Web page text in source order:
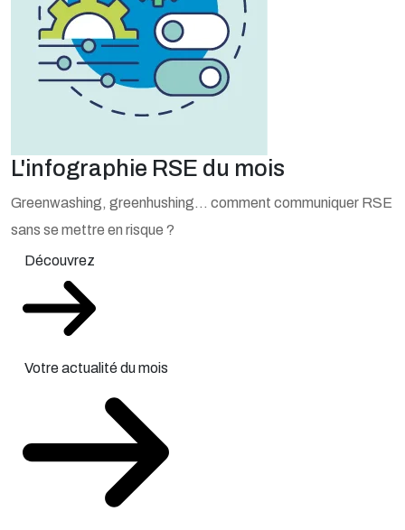
L'infographie RSE du mois
Greenwashing, greenhushing… comment communiquer RSE
sans se mettre en risque ?
Découvrez
Votre actualité du mois